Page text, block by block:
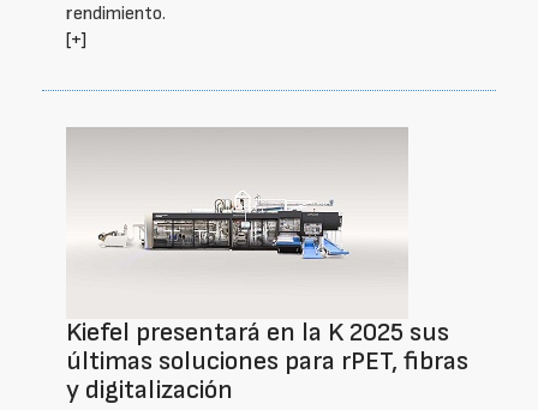
rendimiento.
[+]
Kiefel presentará en la K 2025 sus
últimas soluciones para rPET, fibras
y digitalización